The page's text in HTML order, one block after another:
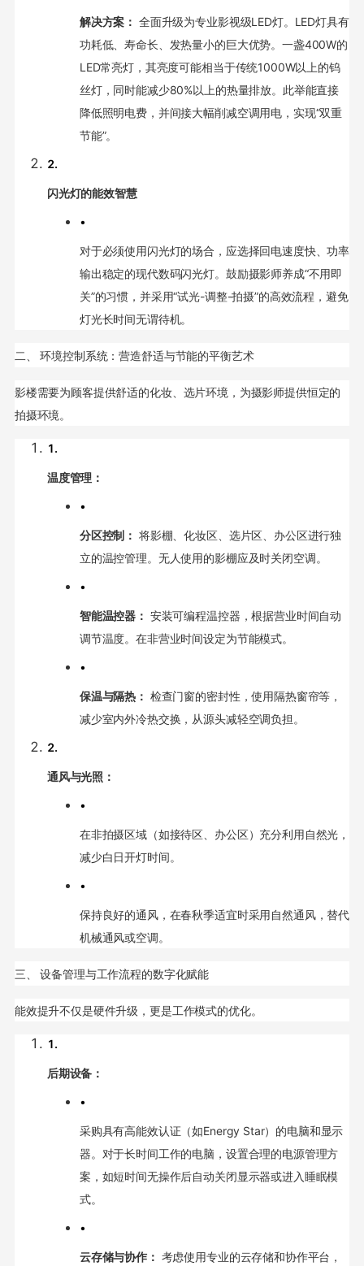
解决方案： 全面升级为专业影视级LED灯。LED灯具有
功耗低、寿命长、发热量小的巨大优势。一盏400W的
LED常亮灯，其亮度可能相当于传统1000W以上的钨
丝灯，同时能减少80%以上的热量排放。此举能直接
降低照明电费，并间接大幅削减空调用电，实现“双重
节能”。
2.
闪光灯的能效智慧
•
对于必须使用闪光灯的场合，应选择回电速度快、功率
输出稳定的现代数码闪光灯。鼓励摄影师养成“不用即
关”的习惯，并采用“试光-调整-拍摄”的高效流程，避免
灯光长时间无谓待机。
二、 环境控制系统：营造舒适与节能的平衡艺术
影楼需要为顾客提供舒适的化妆、选片环境，为摄影师提供恒定的
拍摄环境。
1.
温度管理：
•
分区控制： 将影棚、化妆区、选片区、办公区进行独
立的温控管理。无人使用的影棚应及时关闭空调。
•
智能温控器： 安装可编程温控器，根据营业时间自动
调节温度。在非营业时间设定为节能模式。
•
保温与隔热： 检查门窗的密封性，使用隔热窗帘等，
减少室内外冷热交换，从源头减轻空调负担。
2.
通风与光照：
•
在非拍摄区域（如接待区、办公区）充分利用自然光，
减少白日开灯时间。
•
保持良好的通风，在春秋季适宜时采用自然通风，替代
机械通风或空调。
三、 设备管理与工作流程的数字化赋能
能效提升不仅是硬件升级，更是工作模式的优化。
1.
后期设备：
•
采购具有高能效认证（如Energy Star）的电脑和显示
器。对于长时间工作的电脑，设置合理的电源管理方
案，如短时间无操作后自动关闭显示器或进入睡眠模
式。
•
云存储与协作： 考虑使用专业的云存储和协作平台，